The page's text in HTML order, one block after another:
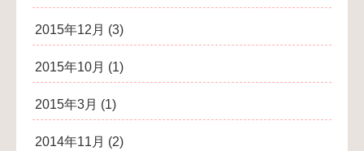
2015年12月 (3)
2015年10月 (1)
2015年3月 (1)
2014年11月 (2)